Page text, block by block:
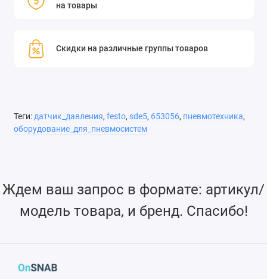
на товары
Скидки на различные группы товаров
Теги:датчик_давления, festo, sde5, 653056, пневмотехника,
оборудование_для_пневмосистем
Ждем ваш запрос в формате: артикул/
модель товара, и бренд. Спасибо!